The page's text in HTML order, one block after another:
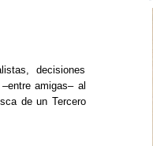
decisiones
amigas– al
de un Tercero